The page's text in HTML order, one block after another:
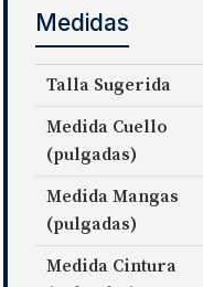
Medidas
Talla Sugerida
Medida Cuello
(pulgadas)
Medida Mangas
(pulgadas)
Medida Cintura